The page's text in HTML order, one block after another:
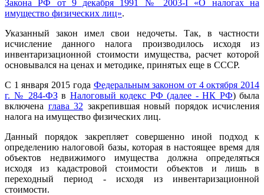
Закона РФ от 9 декабря 1991 № 2003-I «О налогах на
имущество физических лиц».
Указанный закон имел свои недочеты. Так, в частности
исчисление данного налога производилось исходя из
инвентаризационной стоимости имущества, расчет которой
основывался на ценах и методике, принятых еще в СССР.
С 1 января 2015 года Федеральным законом от 4 октября 2014
г. № 284-ФЗв Налоговый кодекс РФ (далее - НК РФ) была
включена глава 32 закрепившая новый порядок исчисления
налога на имущество физических лиц.
Данный порядок закрепляет совершенно иной подход к
определению налоговой базы, которая в настоящее время для
объектов недвижимого имущества должна определяться
исходя из кадастровой стоимости объектов и лишь в
переходный период - исходя из инвентаризационной
стоимости.